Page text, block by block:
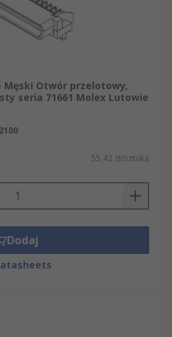
Męski Otwór przelotowy,
seria 71661 Molex Lutowie
55,42 zł/sztuka
Dodaj